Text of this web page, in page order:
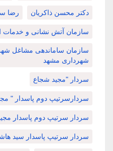
دکتر محسن ذاکریان رضا
سازمان آتش نشانی و خدمات
سازمان ساماندهی مشاغل
شهرداری مشهد
سردار "مجید شجاع
سردارسرتیپ دوم پاسدار "
سردار سرتیپ دوم پاسدار
سردار سرتیپ پاسدار سید